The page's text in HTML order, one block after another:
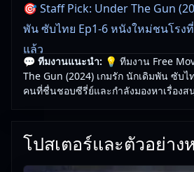
🎯 Staff Pick: Under The Gun
พัน ซับไทย Ep1-6 หนังใหม่ชนโร
แล้ว
🎥อัปเดตโดยทีมงาน Free Movie 24—
💬 ทีมงานแนะนำ: 💡 ทีมงาน Free
The Gun (2024) เกมรัก นักเดิมพัน ซับไ
คนที่ชื่นชอบซีรี่ย์และกำลังมองหาเรื่องส
โปสเตอร์และตัวอย่าง